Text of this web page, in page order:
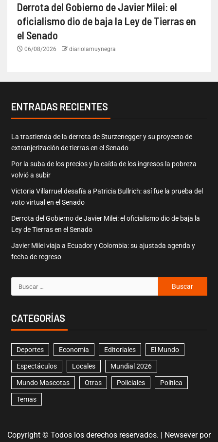
Derrota del Gobierno de Javier Milei: el
oficialismo dio de baja la Ley de Tierras en
el Senado
06/08/2026 diariolamuynegra
ENTRADAS RECIENTES
La trastienda de la derrota de Sturzenegger y su proyecto de
extranjerización de tierras en el Senado
Por la suba de los precios y la caída de los ingresos la pobreza
volvió a subir
Victoria Villarruel desafía a Patricia Bullrich: así fue la prueba del
voto virtual en el Senado
Derrota del Gobierno de Javier Milei: el oficialismo dio de baja la
Ley de Tierras en el Senado
Javier Milei viaja a Ecuador y Colombia: su ajustada agenda y
fecha de regreso
CATEGORÍAS
Deportes Economía Editoriales El Mundo
Espectáculos Locales Mundial 2026
Mundo Mascotas Otras Policiales Política
Temas
Copyright © Todos los derechos reservados. Newseverpor